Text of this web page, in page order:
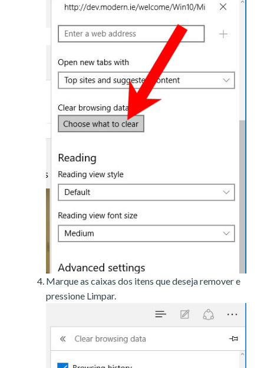
Marque as caixas dos itens que deseja remover e
pressione Limpar.